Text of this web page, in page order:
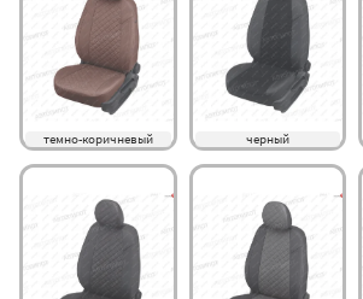
темно-коричневый черный